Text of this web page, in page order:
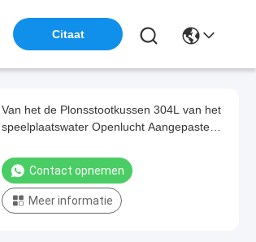
Citaat
Van het de Plonsstootkussen 304L van het
speelplaatswater Openlucht Aangepaste
Contact opnemen
Meer informatie